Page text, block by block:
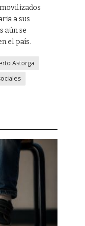
a sus
aún se
el país.
Astorga